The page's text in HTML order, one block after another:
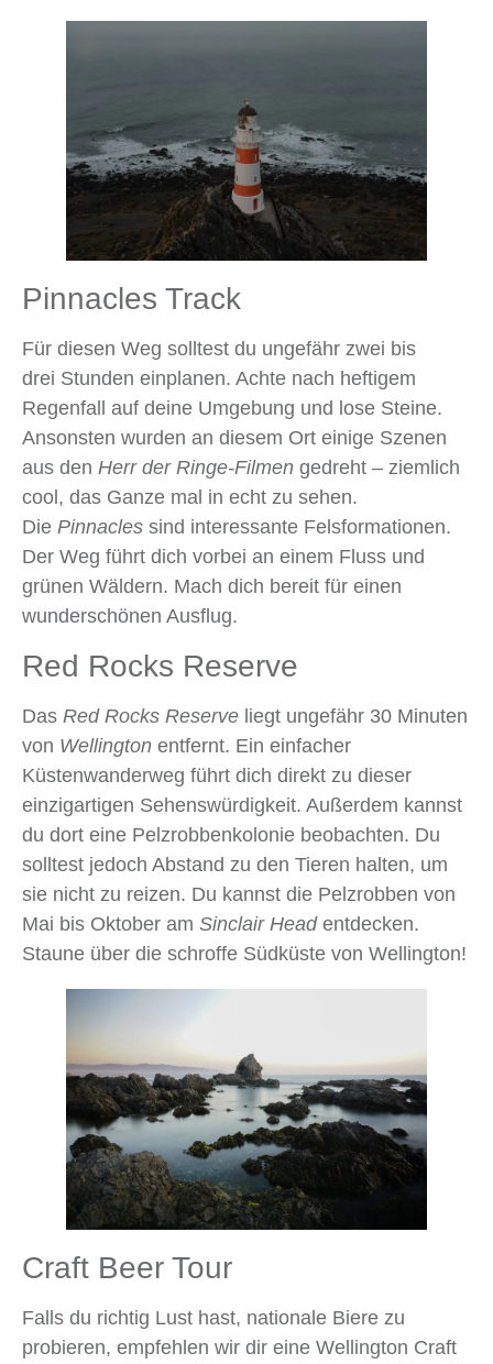
Pinnacles Track
Für diesen Weg solltest du ungefähr zwei bis
drei Stunden einplanen. Achte nach heftigem
Regenfall auf deine Umgebung und lose Steine.
Ansonsten wurden an diesem Ort einige Szenen
aus den Herr der Ringe-Filmen gedreht – ziemlich
cool, das Ganze mal in echt zu sehen.
Die Pinnacles sind interessante Felsformationen.
Der Weg führt dich vorbei an einem Fluss und
grünen Wäldern. Mach dich bereit für einen
wunderschönen Ausflug.
Red Rocks Reserve
Das Red Rocks Reserve liegt ungefähr 30 Minuten
von Wellington entfernt. Ein einfacher
Küstenwanderweg führt dich direkt zu dieser
einzigartigen Sehenswürdigkeit. Außerdem kannst
du dort eine Pelzrobbenkolonie beobachten. Du
solltest jedoch Abstand zu den Tieren halten, um
sie nicht zu reizen. Du kannst die Pelzrobben von
Mai bis Oktober am Sinclair Headentdecken.
Staune über die schroffe Südküste von Wellington!
Craft Beer Tour
Falls du richtig Lust hast, nationale Biere zu
probieren, empfehlen wir dir eine Wellington Craft